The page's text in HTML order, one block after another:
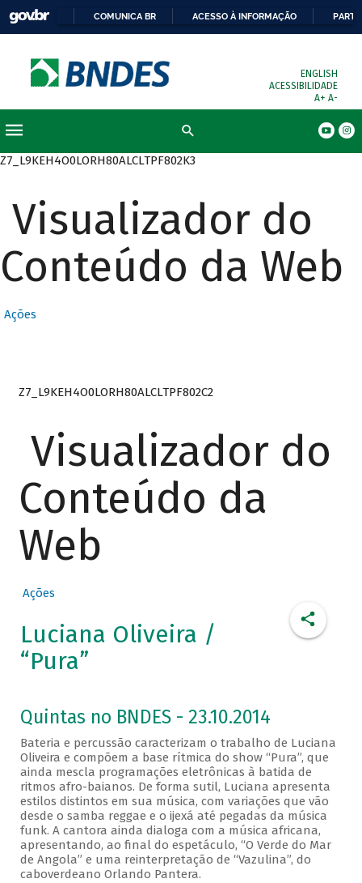
COMUNICA BR ACESSO À INFORMAÇÃO
ENGLISH
ACESSIBILIDADE
A+ A-
Z7_L9KEH4O0LORH80ALCLTPF802K3
Visualizador do
Conteúdo da Web
Ações
Z7_L9KEH4O0LORH80ALCLTPF802C2
Visualizador do
Conteúdo da
Web
Ações
Luciana Oliveira /
“Pura”
Quintas no BNDES - 23.10.2014
Bateria e percussão caracterizam o trabalho de Luciana
Oliveira e compõem a base rítmica do show “Pura”, que
ainda mescla programações eletrônicas à batida de
ritmos afro-baianos. De forma sutil, Luciana apresenta
estilos distintos em sua música, com variações que vão
desde o samba reggae e o ijexá até pegadas da música
funk. A cantora ainda dialoga com a música africana,
apresentando, ao final do espetáculo, “O Verde do Mar
de Angola” e uma reinterpretação de “Vazulina”, do
caboverdeano Orlando Pantera.